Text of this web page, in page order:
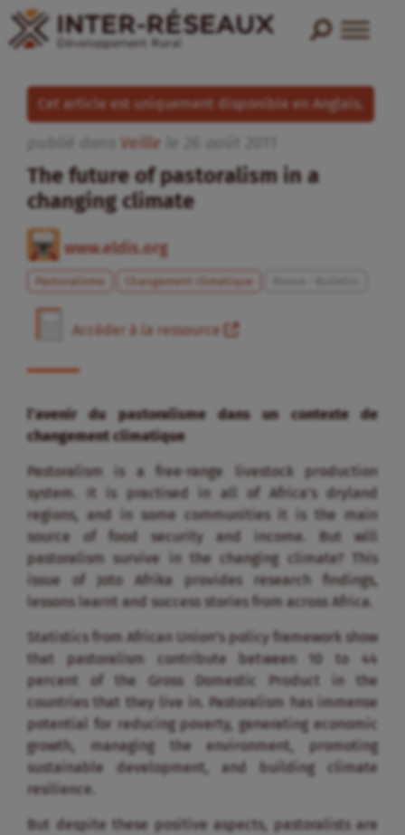
Cet article est uniquement disponible en Anglais.
Veille
The future of pastoralism in a
changing climate
www.eldis.org
Pastoralisme Changement climatique
Accéder à la ressource
l’avenir du pastoralisme dans un contexte de
changement climatique
Pastoralism is a free-range livestock production
system. It is practised in all of Africa’s dryland
regions, and in some communities it is the main
source of food security and income. But will
pastoralism survive in the changing climate? This
issue of Joto Afrika provides research findings,
lessons learnt and success stories from across Africa.
Statistics from African Union’s policy framework show
that pastoralism contribute between 10 to 44
percent of the Gross Domestic Product in the
countries that they live in. Pastoralism has immense
potential for reducing poverty, generating economic
growth, managing the environment, promoting
sustainable development, and building climate
resilience.
But despite these positive aspects, pastoralists are